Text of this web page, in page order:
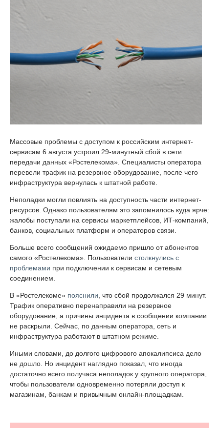
Массовые проблемы с доступом к российским интернет-
сервисам 6 августа устроил 29-минутный сбой в сети
передачи данных «Ростелекома». Специалисты оператора
перевели трафик на резервное оборудование, после чего
инфраструктура вернулась к штатной работе.
Неполадки могли повлиять на доступность части интернет-
ресурсов. Однако пользователям это запомнилось куда ярче:
жалобы поступали на сервисы маркетплейсов, ИТ-компаний,
банков, социальных платформ и операторов связи.
Больше всего сообщений ожидаемо пришло от абонентов
самого «Ростелекома». Пользователи столкнулись с
проблемами при подключении к сервисам и сетевым
соединением.
В «Ростелекоме» пояснили, что сбой продолжался 29 минут.
Трафик оперативно перенаправили на резервное
оборудование, а причины инцидента в сообщении компании
не раскрыли. Сейчас, по данным оператора, сеть и
инфраструктура работают в штатном режиме.
Иными словами, до долгого цифрового апокалипсиса дело
не дошло. Но инцидент наглядно показал, что иногда
достаточно всего получаса неполадок у крупного оператора,
чтобы пользователи одновременно потеряли доступ к
магазинам, банкам и привычным онлайн-площадкам.